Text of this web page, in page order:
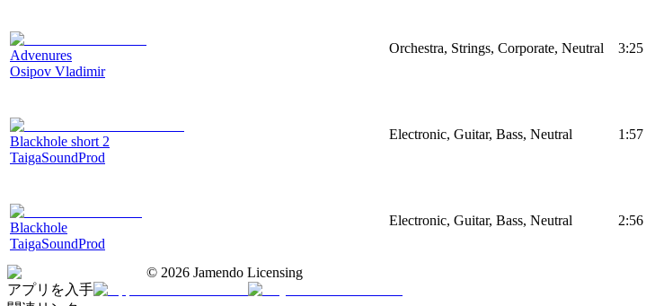
Advenures
Osipov Vladimir
Orchestra, Strings, Corporate, Neutral 3:25
Blackhole short 2
TaigaSoundProd
Electronic, Guitar, Bass, Neutral 1:57
Blackhole
TaigaSoundProd
Electronic, Guitar, Bass, Neutral 2:56
© 2026 Jamendo Licensing
アプリを入手